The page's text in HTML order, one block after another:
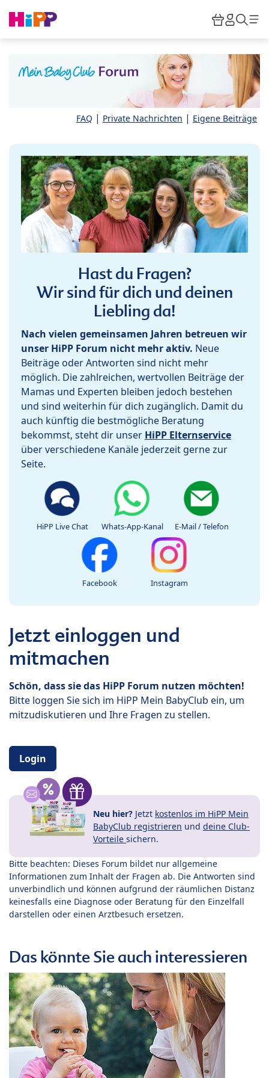
HiPP
FAQ | Private Nachrichten | Eigene Beiträge
Hast du Fragen?
Wir sind für dich und deinen
Liebling da!
Nach vielen gemeinsamen Jahren betreuen wir
unser HiPP Forum nicht mehr aktiv. Neue
Beiträge oder Antworten sind nicht mehr
möglich. Die zahlreichen, wertvollen Beiträge der
Mamas und Experten bleiben jedoch bestehen
und sind weiterhin für dich zugänglich. Damit du
auch künftig die bestmögliche Beratung
bekommst, steht dir unser HiPP Elternservice
über verschiedene Kanäle jederzeit gerne zur
Seite.
HiPP Live Chat Whats-App-Kanal E-Mail / Telefon
Facebook Instagram
Jetzt einloggen und
mitmachen
Schön, dass sie das HiPP Forum nutzen möchten!
Bitte loggen Sie sich im HiPP Mein BabyClub ein, um
mitzudiskutieren und Ihre Fragen zu stellen.
Login
Neu hier? Jetzt kostenlos im HiPP Mein
BabyClub registrieren und deine Club-
Vorteile sichern.
Bitte beachten: Dieses Forum bildet nur allgemeine
Informationen zum Inhalt der Fragen ab. Die Antworten sind
unverbindlich und können aufgrund der räumlichen Distanz
keinesfalls eine Diagnose oder Beratung für den Einzelfall
darstellen oder einen Arztbesuch ersetzen.
Das könnte Sie auch interessieren